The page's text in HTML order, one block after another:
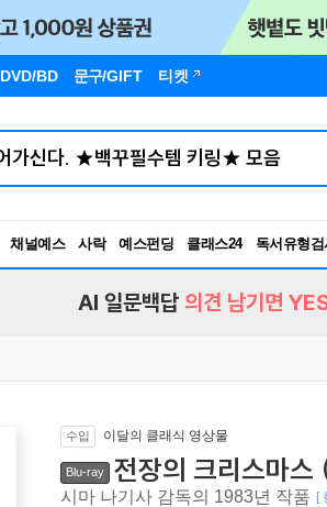
DVD/BD 문구/GIFT 티켓
채널예스 사락 예스펀딩 클래스24
독서유형검
RBTI Lab
AI 일문백답 의견 남기면
수입 이달의 클래식 영상물
Blu-ray 전장의 크리스마
시마 나기사 감독의 1983년 작품 [